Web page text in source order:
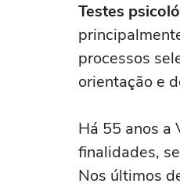
Testes
processos
orientação e
Há 55 anos a
finalidades,
Nos últimos